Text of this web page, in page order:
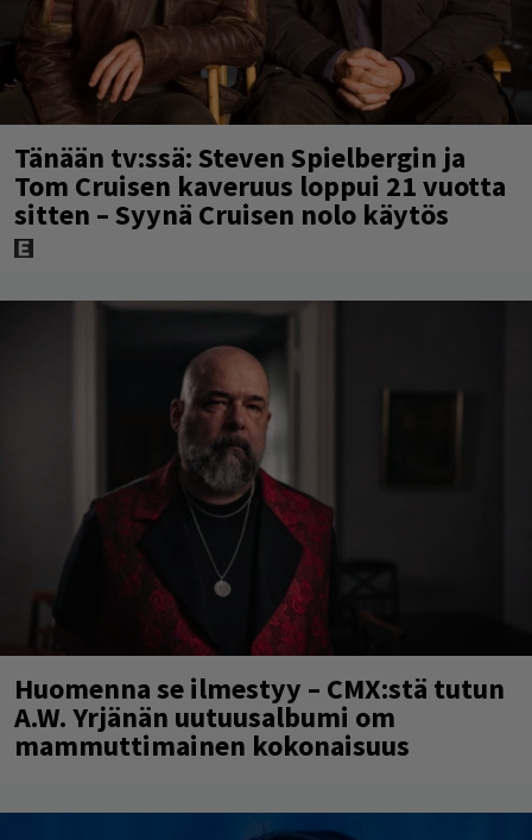
Tänään tv:ssä: Steven Spielbergin ja
Tom Cruisen kaveruus loppui 21 vuotta
sitten – Syynä Cruisen nolo käytös
Huomenna se ilmestyy – CMX:stä tutun
A.W. Yrjänän uutuusalbumi om
mammuttimainen kokonaisuus